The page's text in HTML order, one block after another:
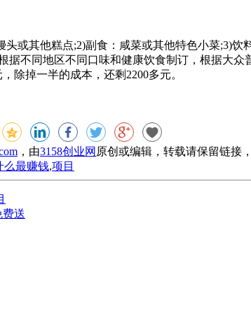
其他糕点;2)副食：咸菜或其他特色小菜;3)饮
据不同地区不同口味和健康饮食制订，根据大
除掉一半的成本，还剩2200多元。
，由3158创业网 原创或编辑，转载请保留链接
么最赚钱,项目
费送